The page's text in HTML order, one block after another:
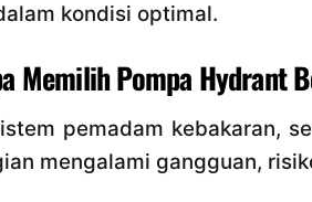
kondisi optimal.
Memilih Pompa Hydrant
pemadam kebakaran,
mengalami gangguan,